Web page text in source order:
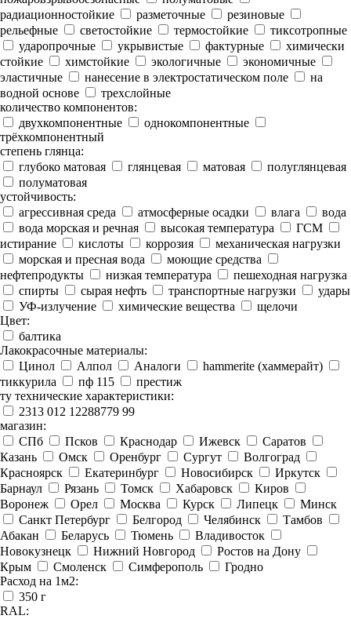
радиационностойкие
разметочные
резиновые
рельефные
светостойкие термостойкие
тиксотропные
ударопрочные
укрывистые фактурные
химически
стойкие
химстойкие экологичные
экономичные
эластичные
нанесение в электростатическом поле
на
водной основе
трехслойные
количество компонентов:
двухкомпонентные
однокомпонентные
трёхкомпонентный
степень глянца:
глубоко матовая
глянцевая матовая
полуглянцевая
полуматовая
устойчивость:
агрессивная среда
атмосферные осадки влага
вода
вода морская и речная
высокая температура
ГСМ
истирание
кислоты коррозия
механическая нагрузки
морская и пресная вода
моющие средства
нефтепродукты
низкая температура
пешеходная нагрузка
спирты
сырая нефть транспортные нагрузки
удары
УФ-излучение
химические вещества
щелочи
Цвет:
балтика
Лакокрасочные материалы:
Цинол
Алпол Аналоги
hammerite (хаммерайт)
тиккурила
пф 115
престиж
ту технические характеристики:
2313 012 12288779 99
магазин:
СПб
Псков Краснодар Ижевск
Саратов
Казань
Омск Оренбург Сургут
Волгоград
Красноярск
Екатеринбург Новосибирск
Иркутск
Барнаул
Рязань Томск Хабаровск
Киров
Воронеж
Орел Москва Курск Липецк
Минск
Санкт Петербург
Белгород Челябинск
Тамбов
Абакан
Беларусь Тюмень
Владивосток
Новокузнецк
Нижний Новгород
Ростов на Дону
Крым
Смоленск Симферополь
Гродно
Расход на 1м2:
350 г
RAL: